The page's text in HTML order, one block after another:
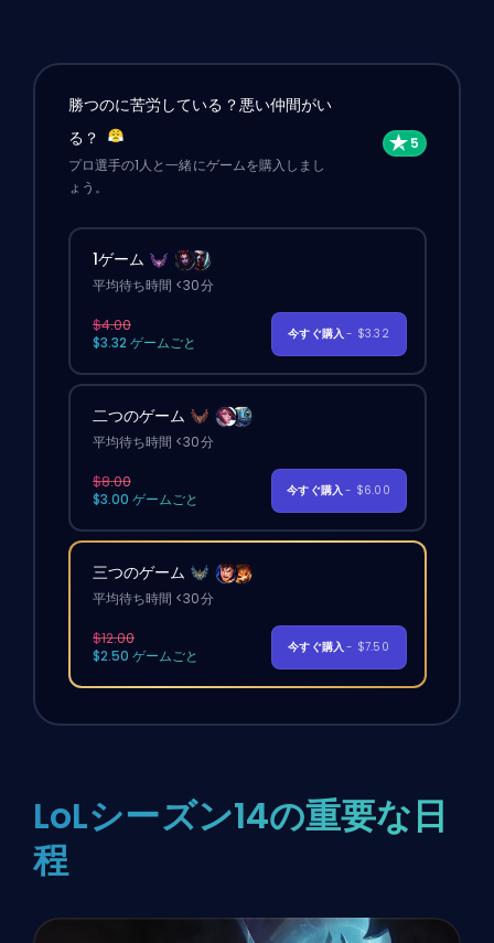
勝つのに苦労している？悪い仲間がい
る？
プロ選手の1人と一緒にゲームを購入しまし
ょう。
1ゲーム
平均待ち時間 <30分
$4.00
$3.32 ゲームごと
今すぐ購入- $3.32
二つのゲーム
平均待ち時間 <30分
$8.00
$3.00 ゲームごと
今すぐ購入- $6.00
三つのゲーム
平均待ち時間 <30分
$12.00
$2.50 ゲームごと
今すぐ購入- $7.50
LoLシーズン14の重要な日
程